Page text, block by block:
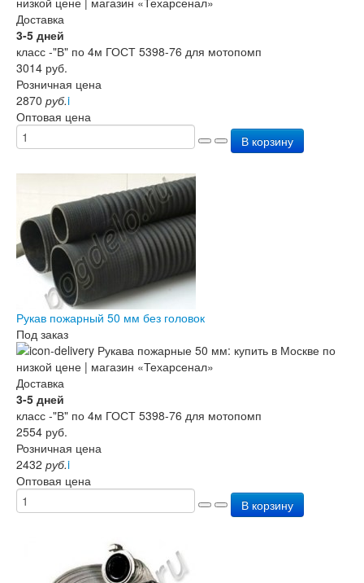
Доставка
3-5 дней
класс -"В" по 4м ГОСТ 5398-76 для мотопомп
3014 руб.
Розничная цена
2870 руб.i
Оптовая цена
В корзину
Рукав пожарный 50 мм без головок
Под заказ
Доставка
3-5 дней
класс -"В" по 4м ГОСТ 5398-76 для мотопомп
2554 руб.
Розничная цена
2432 руб.i
Оптовая цена
В корзину